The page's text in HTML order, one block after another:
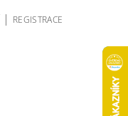
| REGISTRACE